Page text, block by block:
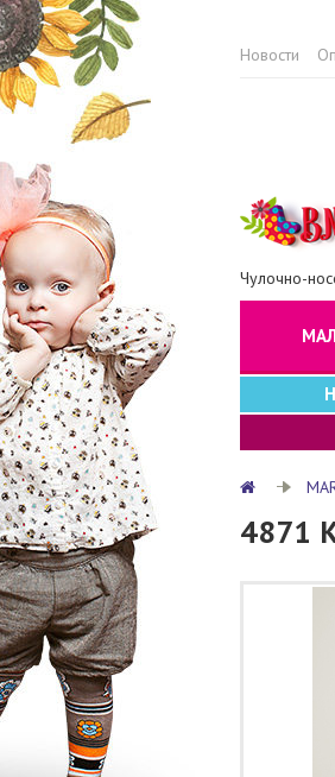
Новости
Чулочно-
4871